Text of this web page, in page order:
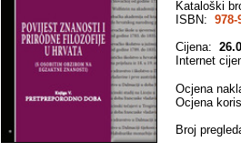
Kataloški
ISBN: 978-
Cijena:
Internet
Ocjena
Ocjena
Broj